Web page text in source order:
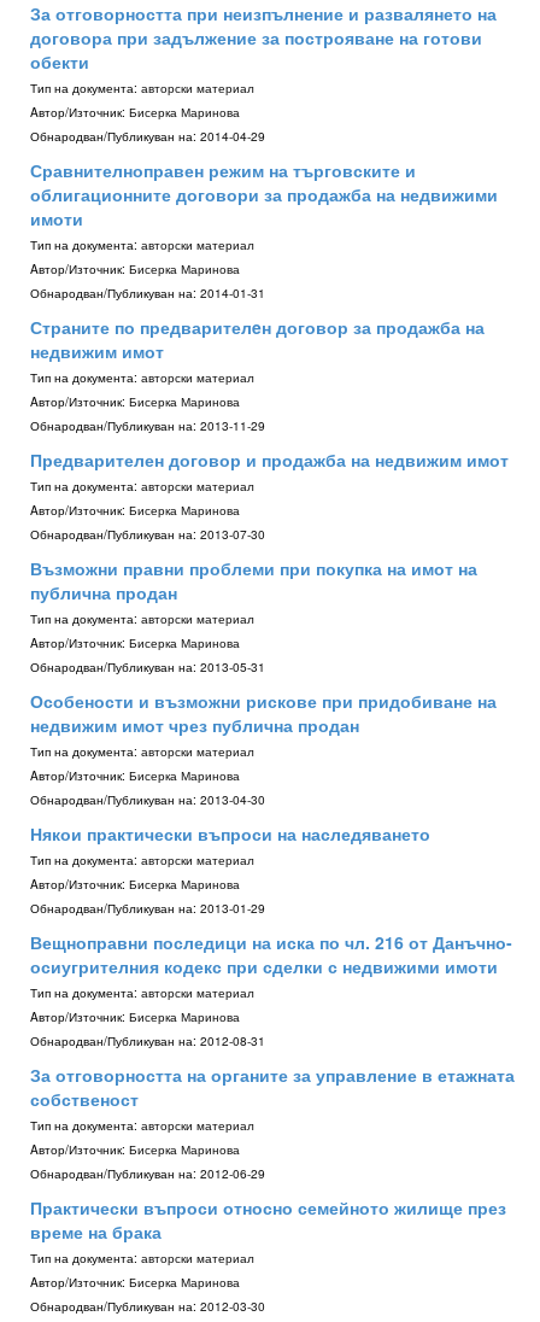
За отговорността при неизпълнение и развалянето на
договора при задължение за построяване на готови
обекти
Тип на документа: авторски материал
Aвтор/Източник: Бисерка Маринова
Обнародван/Публикуван на: 2014-04-29
Сравнителноправен режим на търговските и
облигационните договори за продажба на недвижими
имоти
Тип на документа: авторски материал
Aвтор/Източник: Бисерка Маринова
Обнародван/Публикуван на: 2014-01-31
Страните по предварителeн договор за продажба на
недвижим имот
Тип на документа: авторски материал
Aвтор/Източник: Бисерка Маринова
Обнародван/Публикуван на: 2013-11-29
Предварителен договор и продажба на недвижим имот
Тип на документа: авторски материал
Aвтор/Източник: Бисерка Маринова
Обнародван/Публикуван на: 2013-07-30
Възможни правни проблеми при покупка на имот на
публична продан
Тип на документа: авторски материал
Aвтор/Източник: Бисерка Маринова
Обнародван/Публикуван на: 2013-05-31
Особености и възможни рискове при придобиване на
недвижим имот чрез публична продан
Тип на документа: авторски материал
Aвтор/Източник: Бисерка Маринова
Обнародван/Публикуван на: 2013-04-30
Някои практически въпроси на наследяването
Тип на документа: авторски материал
Aвтор/Източник: Бисерка Маринова
Обнародван/Публикуван на: 2013-01-29
Вещноправни последици на иска по чл. 216 от Данъчно-
осиугрителния кодекс при сделки с недвижими имоти
Тип на документа: авторски материал
Aвтор/Източник: Бисерка Маринова
Обнародван/Публикуван на: 2012-08-31
За отговорността на органите за управление в етажната
собственост
Тип на документа: авторски материал
Aвтор/Източник: Бисерка Маринова
Обнародван/Публикуван на: 2012-06-29
Практически въпроси относно семейното жилище през
време на брака
Тип на документа: авторски материал
Aвтор/Източник: Бисерка Маринова
Обнародван/Публикуван на: 2012-03-30